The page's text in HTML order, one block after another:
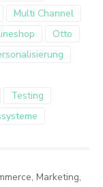
Multi Channel
Otto
Testing
Marketing,